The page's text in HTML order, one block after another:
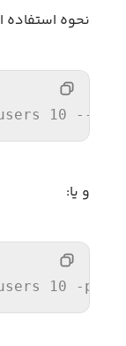
نحوه استفاده
10 --
و یا:
10 -p